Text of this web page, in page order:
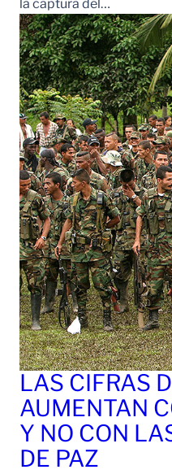
la captura del…
LAS CIFRAS
AUMENTAN
Y NO CON
DE PAZ